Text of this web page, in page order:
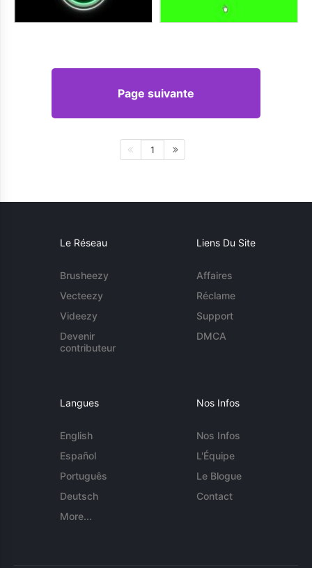
Page suivante
1
Le Réseau
Brusheezy
Vecteezy
Videezy
Devenir
contributeur
Liens Du Site
Affaires
Réclame
Support
DMCA
Langues
English
Español
Português
Deutsch
More...
Nos Infos
Nos Infos
L'Équipe
Le Blogue
Contact